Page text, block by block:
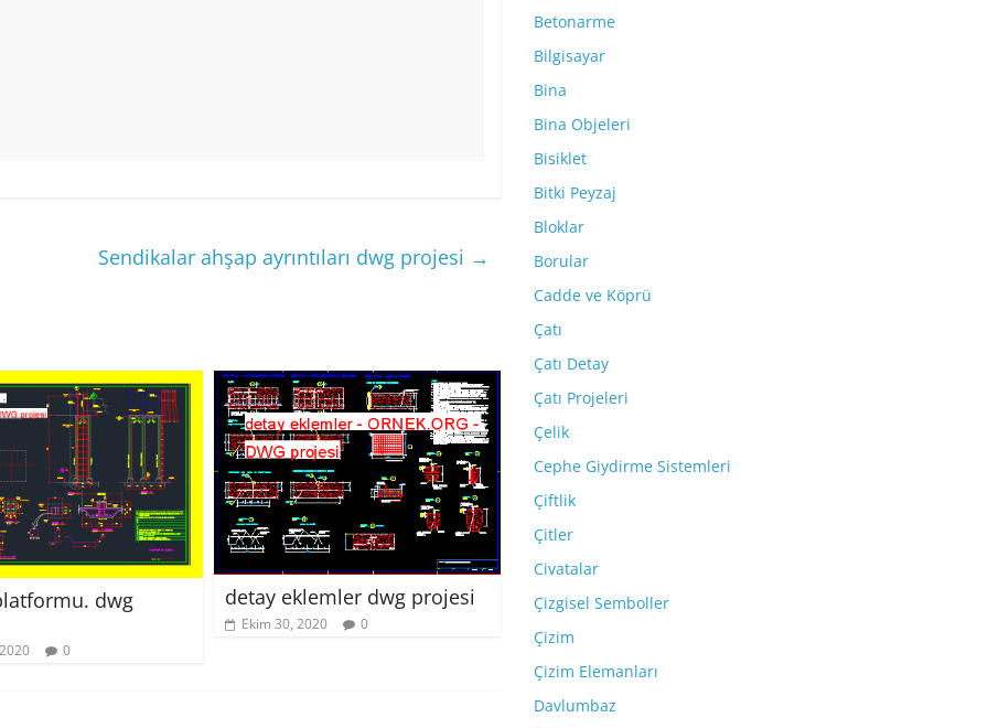
Sendikalar ahşap ayrıntıları dwg projesi →
dwg
0
detay eklemler dwg projesi
Ekim 30, 2020 0
Betonarme
Bilgisayar
Bina
Bina Objeleri
Bisiklet
Bitki Peyzaj
Bloklar
Borular
Cadde ve Köprü
Çatı
Çatı Detay
Çatı Projeleri
Çelik
Cephe Giydirme Sistemleri
Çiftlik
Çitler
Civatalar
Çizgisel Semboller
Çizim
Çizim Elemanları
Davlumbaz